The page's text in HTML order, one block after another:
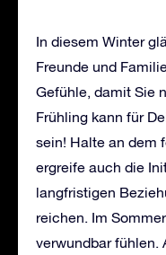
In diesem Winter
Freunde und
Gefühle, damit Sie
Frühling kann für
sein! Halte an dem
ergreife auch die
langfristigen
reichen. Im
verwundbar fühlen.